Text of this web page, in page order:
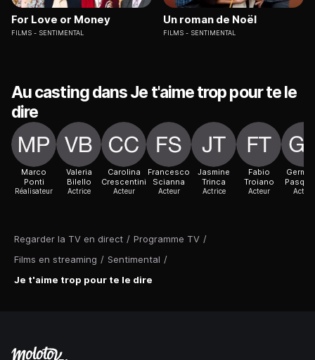
Regarder la TV en direct / Programme TV /
Films en streaming / Sentimental /
Je t'aime trop pour te le dire
For Love or Money
FILMS SENTIMENTAL
Un roman de Noël
FILMS SENTIMENTAL
Au casting dans Je t'aime trop pour te le
dire
Marco
Ponti
Réalisateur
Valeria
Bilello
Actrice
Carolina
Crescentini
Acteur
Francesco
Scianna
Acteur
Jasmine
Trinca
Actrice
Fabio
Troiano
Acteur Acteur